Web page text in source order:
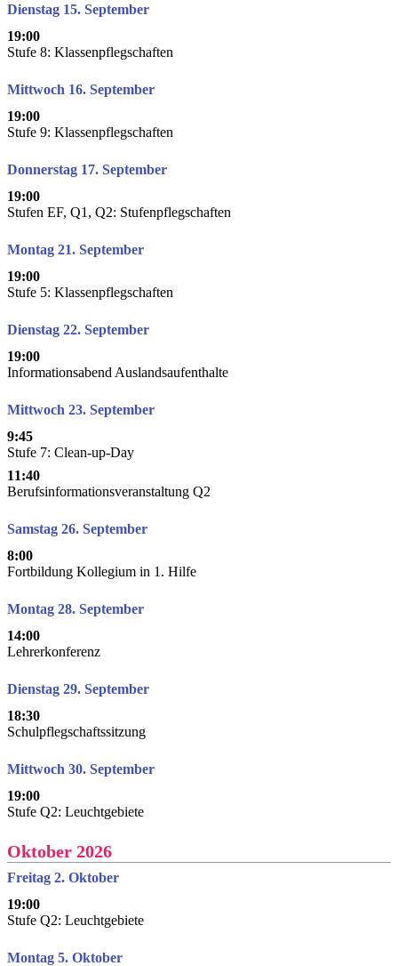
Dienstag 15. September
19:00
Stufe 8: Klassenpflegschaften
Mittwoch 16. September
19:00
Stufe 9: Klassenpflegschaften
Donnerstag 17. September
19:00
Stufen EF, Q1, Q2: Stufenpflegschaften
Montag 21. September
19:00
Stufe 5: Klassenpflegschaften
Dienstag 22. September
19:00
Informationsabend Auslandsaufenthalte
Mittwoch 23. September
9:45
Stufe 7: Clean-up-Day
11:40
Berufsinformationsveranstaltung Q2
Samstag 26. September
8:00
Fortbildung Kollegium in 1. Hilfe
Montag 28. September
14:00
Lehrerkonferenz
Dienstag 29. September
18:30
Schulpflegschaftssitzung
Mittwoch 30. September
19:00
Stufe Q2: Leuchtgebiete
Oktober 2026
Freitag 2. Oktober
19:00
Stufe Q2: Leuchtgebiete
Montag 5. Oktober